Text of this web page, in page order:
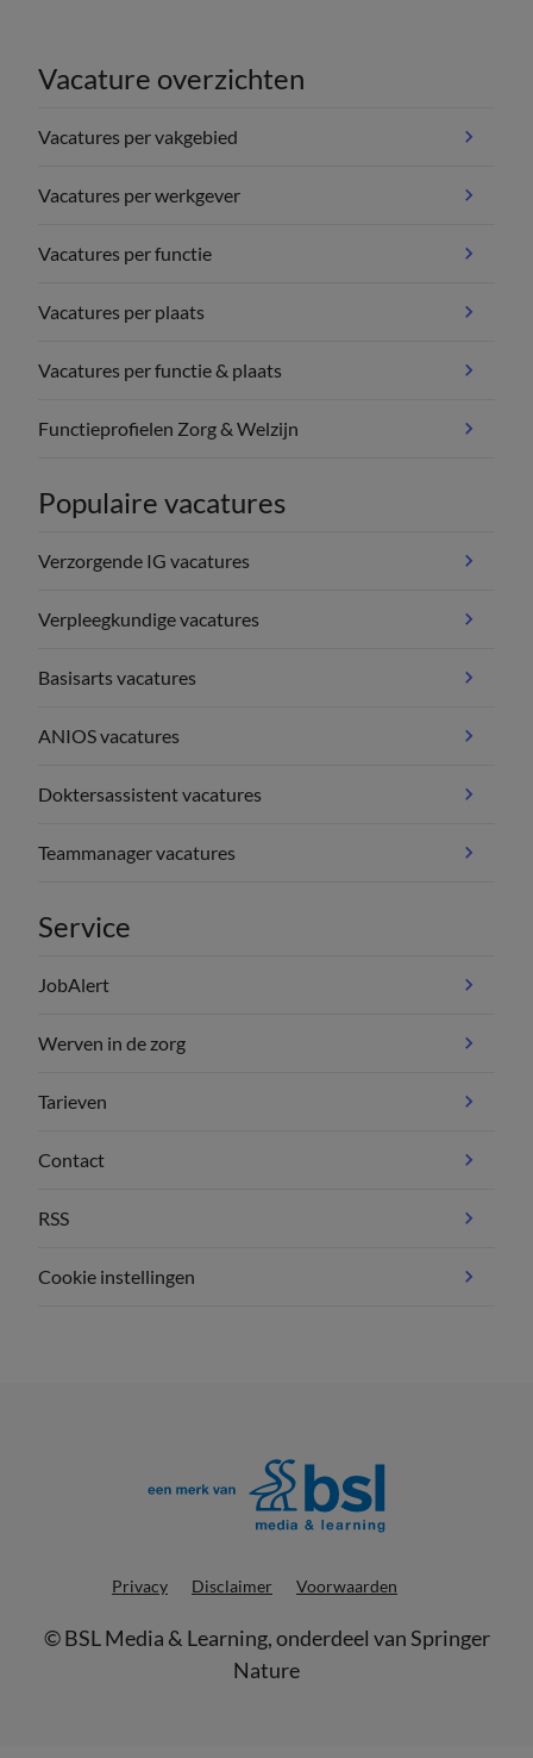
Vacature overzichten
Vacatures per vakgebied
Vacatures per werkgever
Vacatures per functie
Vacatures per plaats
Vacatures per functie & plaats
Functieprofielen Zorg & Welzijn
Populaire vacatures
Verzorgende IG vacatures
Verpleegkundige vacatures
Basisarts vacatures
ANIOS vacatures
Doktersassistent vacatures
Teammanager vacatures
Service
JobAlert
Werven in de zorg
Tarieven
Contact
RSS
Cookie instellingen
Privacy Disclaimer Voorwaarden
©BSL Media & Learning, onderdeel vanSpringer
Nature